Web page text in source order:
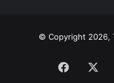
© Copyright 2026,